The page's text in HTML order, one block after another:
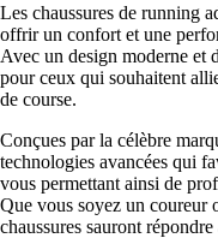
Les chaussures de running
offrir un confort et une
Avec un design moderne et
pour ceux qui souhaitent
de course.
Conçues par la célèbre
technologies avancées qui
vous permettant ainsi de
Que vous soyez un coureur
chaussures sauront répondre